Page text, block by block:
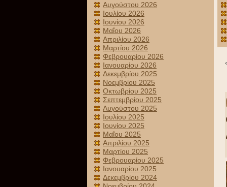
Αυγούστου 2026
Ιουλίου 2026
Ιουνίου 2026
Μαΐου 2026
Απριλίου 2026
Μαρτίου 2026
Φεβρουαρίου 2026
Ιανουαρίου 2026
Δεκεμβρίου 2025
Νοεμβρίου 2025
Οκτωβρίου 2025
Σεπτεμβρίου 2025
Αυγούστου 2025
Ιουλίου 2025
Ιουνίου 2025
Μαΐου 2025
Απριλίου 2025
Μαρτίου 2025
Φεβρουαρίου 2025
Ιανουαρίου 2025
Δεκεμβρίου 2024